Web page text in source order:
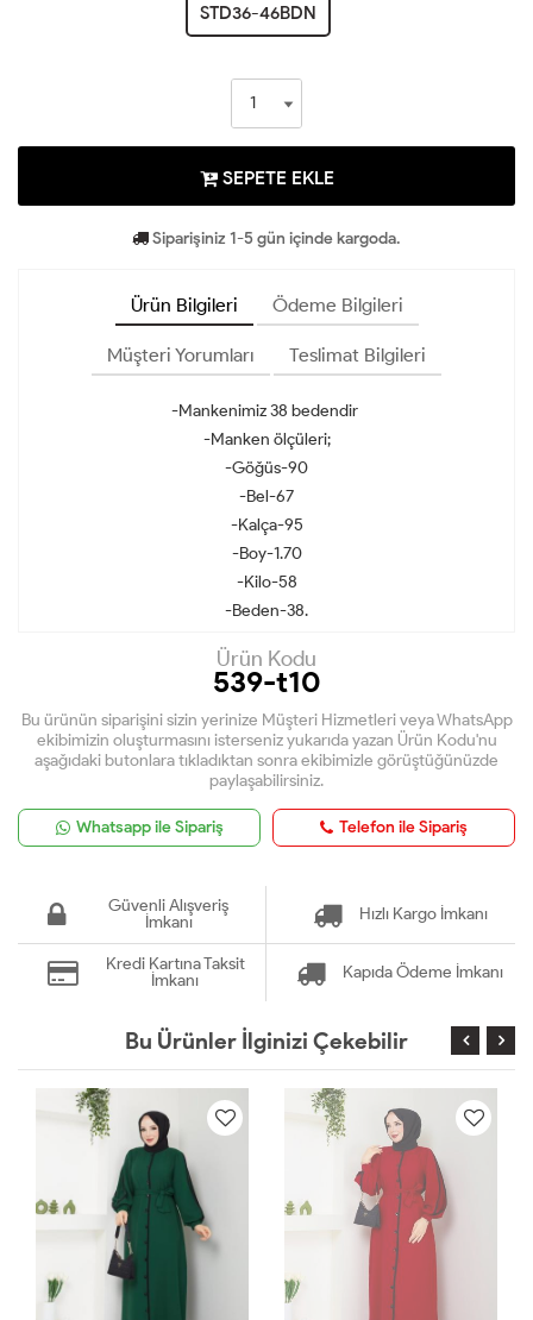
STD36-46BDN
SEPETE EKLE
Siparişiniz 1-5 gün içinde kargoda.
Ürün Bilgileri Ödeme Bilgileri
Müşteri Yorumları Teslimat Bilgileri
-Mankenimiz 38 bedendir
-Manken ölçüleri;
-Göğüs-90
-Bel-67
-Kalça-95
-Boy-1.70
-Kilo-58
-Beden-38.
Ürün Kodu
539-t10
Bu ürünün siparişini sizin yerinize Müşteri Hizmetleri veya WhatsApp
ekibimizin oluşturmasını isterseniz yukarıda yazan Ürün Kodu'nu
aşağıdaki butonlara tıkladıktan sonra ekibimizle görüştüğünüzde
paylaşabilirsiniz.
Whatsapp ile Sipariş Telefon ile Sipariş
Güvenli Alışveriş
İmkanı
Hızlı Kargo İmkanı
Kredi Kartına Taksit
İmkanı
Kapıda Ödeme İmkanı
Bu Ürünler İlginizi Çekebilir